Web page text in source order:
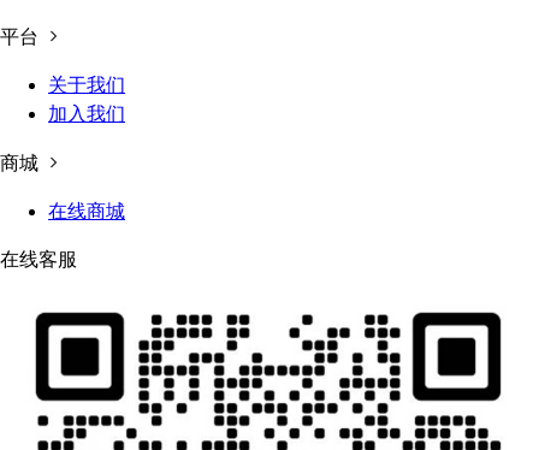
平台
关于我们
加入我们
商城
在线商城
在线客服